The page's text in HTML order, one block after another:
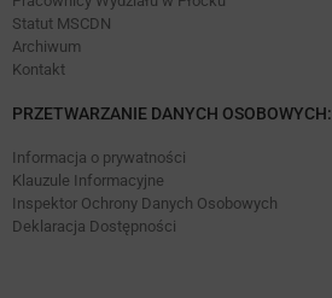
Statut MSCDN
Archiwum
Kontakt
PRZETWARZANIE DANYCH OSOBOWYCH:
Informacja o prywatności
Klauzule Informacyjne
Inspektor Ochrony Danych Osobowych
Deklaracja Dostępności